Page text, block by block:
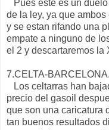
Pues este es un
de la ley, ya que
y se estan rifando una
empate a ninguno de
el 2 y descartaremos la
7.CELTA-
Los celtarras han
precio del gasoil
que son una caricatura
tan buenos resultados